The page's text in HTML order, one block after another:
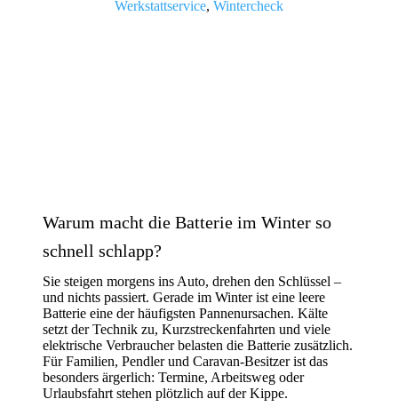
Werkstattservice, Wintercheck
Warum macht die Batterie im Winter so
schnell schlapp?
Sie steigen morgens ins Auto, drehen den Schlüssel –
und nichts passiert. Gerade im Winter ist eine leere
Batterie eine der häufigsten Pannenursachen. Kälte
setzt der Technik zu, Kurzstreckenfahrten und viele
elektrische Verbraucher belasten die Batterie zusätzlich.
Für Familien, Pendler und Caravan-Besitzer ist das
besonders ärgerlich: Termine, Arbeitsweg oder
Urlaubsfahrt stehen plötzlich auf der Kippe.